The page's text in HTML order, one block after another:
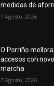
medidas de
7 Agosto, 2026
O Porriño
accesos con
marcha
7 Agosto, 2026